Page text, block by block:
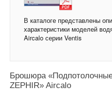
В каталоге представлены
характеристики моделей
Aircalo серии Ventis
Брошюра
ZEPHIR» Aircalo